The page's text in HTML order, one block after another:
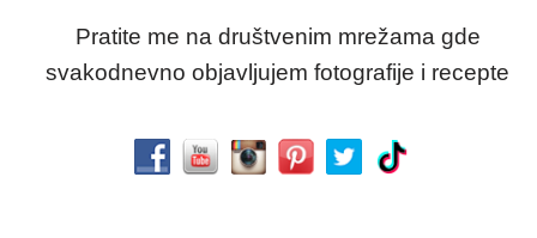
Pratite me na društvenim mrežama gde
svakodnevno objavljujem fotografije i recepte